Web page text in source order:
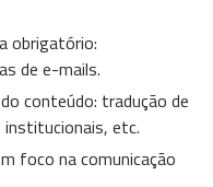
obrigatório:
de e-mails.
conteúdo: tradução de
etc.
foco na comunicação